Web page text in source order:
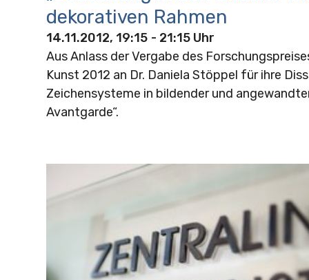
dekorativen Rahmen
14.11.2012, 19:15 - 21:15 Uhr
Aus Anlass der Vergabe des
Kunst 2012 an Dr. Daniela Stöppel für ihre
Zeichensysteme in bildender und
Avantgarde“.